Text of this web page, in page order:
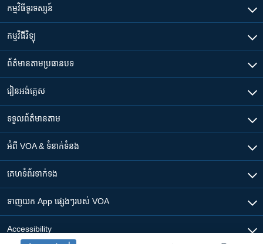
កម្មវិធី​ទូរទស្សន៍
កម្មវិធី​វិទ្យុ
ព័ត៌មាន​តាមប្រធានបទ​
រៀន​​អង់គ្លេស
ទទួល​ព័ត៌មាន​តាម
អំពី​ VOA & ទំនាក់ទំនង
គេហទំព័រ​​ទាក់ទង
ទាញយក​ App ផ្សេងៗ​របស់​ VOA
Accessibility